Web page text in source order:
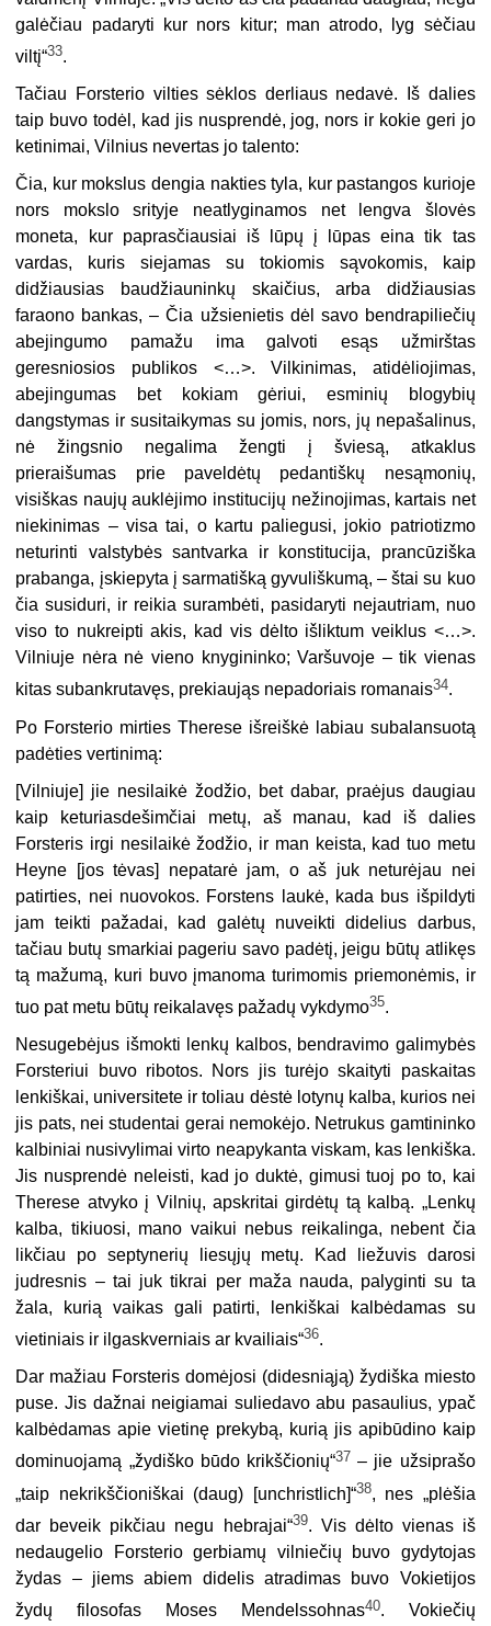
galėčiau padaryti kur nors kitur; man atrodo, lyg sėčiau
viltį“33.
Tačiau Forsterio vilties sėklos derliaus nedavė. Iš dalies
taip buvo todėl, kad jis nusprendė, jog, nors ir kokie geri jo
ketinimai, Vilnius nevertas jo talento:
Čia, kur mokslus dengia nakties tyla, kur pastangos kurioje
nors mokslo srityje neatlygi­namos net lengva šlovės
moneta, kur paprasčiausiai iš lūpų į lūpas eina tik tas
vardas, kuris siejamas su tokiomis sąvokomis, kaip
didžiausias baudžiauninkų skaičius, arba didžiausias
faraono bankas, – Čia užsienietis dėl savo bendrapiliečių
abejingumo pamažu ima galvoti esąs užmirštas
geresniosios publikos <…>. Vilkinimas, atidėliojimas,
abejingumas bet kokiam gėriui, esminių blogybių
dangstymas ir susitaikymas su jomis, nors, jų nepašalinus,
nė žingsnio negali­ma žengti į šviesą, atkaklus
prieraišumas prie paveldėtų pedantiškų nesąmonių,
visiškas naujų auklėjimo institucijų nežinojimas, kartais net
niekinimas – visa tai, o kartu paliegusi, jokio patriotizmo
neturinti valstybės santvarka ir konstitucija, prancūziška
prabanga, įskiepyta į sarmatišką gyvuliškumą, – štai su kuo
čia susiduri, ir reikia surambėti, pasidaryti nejautriam, nuo
viso to nukreipti akis, kad vis dėlto išliktum veiklus <…>.
Vilniuje nėra nė vieno knygininko; Varšuvoje – tik vienas
kitas subankrutavęs, prekiaująs nepadoriais romanais34.
Po Forsterio mirties Therese išreiškė labiau subalansuotą
padėties vertinimą:
[Vilniuje] jie nesilaikė žodžio, bet dabar, praėjus daugiau
kaip keturiasdešimčiai metų, aš manau, kad iš dalies
Forsteris irgi nesilaikė žodžio, ir man keista, kad tuo metu
Heyne [jos tėvas] nepatarė jam, o aš juk neturėjau nei
patirties, nei nuovokos. Forstens laukė, kada bus išpildyti
jam teikti pažadai, kad galėtų nuveikti didelius darbus,
tačiau butų smarkiai pageriu savo padėtį, jeigu būtų atlikęs
tą mažumą, kuri buvo įmanoma turimomis priemonėmis, ir
tuo pat metu būtų reikalavęs pažadų vykdymo35.
Nesugebėjus išmokti lenkų kalbos, bendravimo galimybės
Forsteriui buvo ribotos. Nors jis turėjo skaityti paskaitas
lenkiškai, universitete ir toliau dėstė lotynų kalba, kurios nei
jis pats, nei studentai gerai nemokėjo. Netrukus gamtininko
kalbiniai nusivylimai virto neapykanta viskam, kas lenkiška.
Jis nusprendė neleisti, kad jo duktė, gimusi tuoj po to, kai
Therese atvyko į Vilnių, apskritai girdėtų tą kalbą. „Lenkų
kalba, tikiuosi, mano vaikui nebus reikalinga, nebent čia
likčiau po septynerių liesųjų metų. Kad liežuvis darosi
judresnis – tai juk tikrai per maža nauda, palyginti su ta
žala, kurią vaikas gali patirti, len­kiškai kalbėdamas su
vietiniais ir ilgaskverniais ar kvailiais“36.
Dar mažiau Forsteris domėjosi (didesniąją) žydiška miesto
puse. Jis dažnai neigiamai suliedavo abu pasaulius, ypač
kalbėdamas apie vietinę prekybą, kurią jis apibūdino kaip
dominuojamą „žydiško būdo krikščionių“37 – jie užsiprašo
„taip nekrikščioniškai (daug) [unchristlich]“38, nes „plėšia
dar beveik pikčiau negu hebrajai“39. Vis dėlto vienas iš
nedaugelio Forsterio gerbiamų vilniečių buvo gydytojas
žydas – jiems abiem didelis atradimas buvo Vokietijos
žydų filosofas Moses Mendelssohnas40. Vokiečių